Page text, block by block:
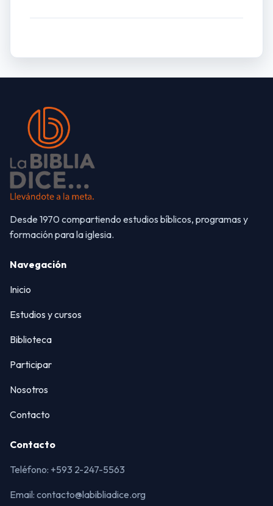
Desde 1970 compartiendo estudios bíblicos, programas y
formación para la iglesia.
Navegación
Inicio
Estudios y cursos
Biblioteca
Participar
Nosotros
Contacto
Contacto
Teléfono: +593 2-247-5563
Email: contacto@labibliadice.org